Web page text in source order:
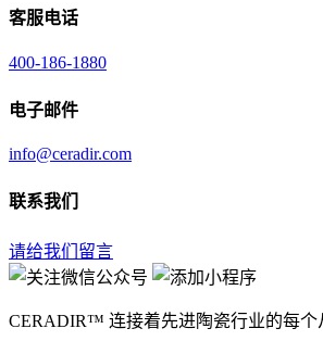
客服电话
400-186-1880
电子邮件
info@ceradir.com
联系我们
请给我们留言
CERADIR™ 连接着先进陶瓷行业的每个